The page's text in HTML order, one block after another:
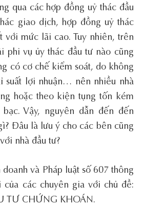
qua các hợp đồng uỷ thác đầu
giao dịch, hợp đồng uỷ thác
mức lãi cao. Tuy nhiên, trên
phi vụ ủy thác đầu tư nào cũng
có cơ chế kiểm soát, do không
suất lợi nhuận… nên nhiều nhà
hoặc theo kiện tụng tốn kém
Vậy, nguyên dẫn đến đến
Đâu là lưu ý cho các bên cũng
nhà đầu tư?
và Pháp luật số 607 thông
của các chuyên gia với chủ đề:
TƯ CHỨNG KHOÁN.